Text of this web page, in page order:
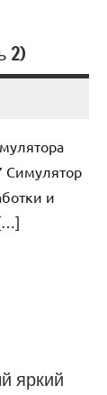
2)
Симулятор
и
яркий